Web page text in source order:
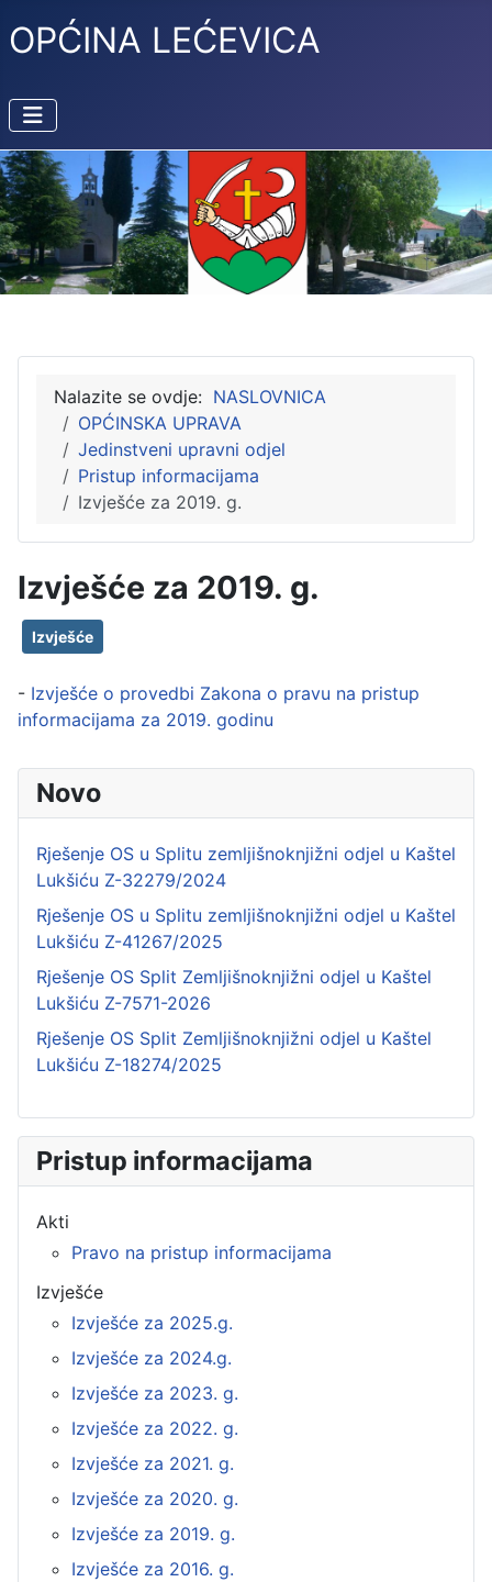
OPĆINA LEĆEVICA
Nalazite se ovdje: NASLOVNICA
OPĆINSKA UPRAVA
Jedinstveni upravni odjel
Pristup informacijama
Izvješće za 2019. g.
Izvješće za 2019. g.
Izvješće
- Izvješće o provedbi Zakona o pravu na pristup
informacijama za 2019. godinu
Novo
Rješenje OS u Splitu zemljišnoknjižni odjel u Kaštel
Lukšiću Z-32279/2024
Rješenje OS u Splitu zemljišnoknjižni odjel u Kaštel
Lukšiću Z-41267/2025
Rješenje OS Split Zemljišnoknjižni odjel u Kaštel
Lukšiću Z-7571-2026
Rješenje OS Split Zemljišnoknjižni odjel u Kaštel
Lukšiću Z-18274/2025
Pristup informacijama
Akti
Pravo na pristup informacijama
Izvješće
Izvješće za 2025.g.
Izvješće za 2024.g.
Izvješće za 2023. g.
Izvješće za 2022. g.
Izvješće za 2021. g.
Izvješće za 2020. g.
Izvješće za 2019. g.
Izvješće za 2016. g.